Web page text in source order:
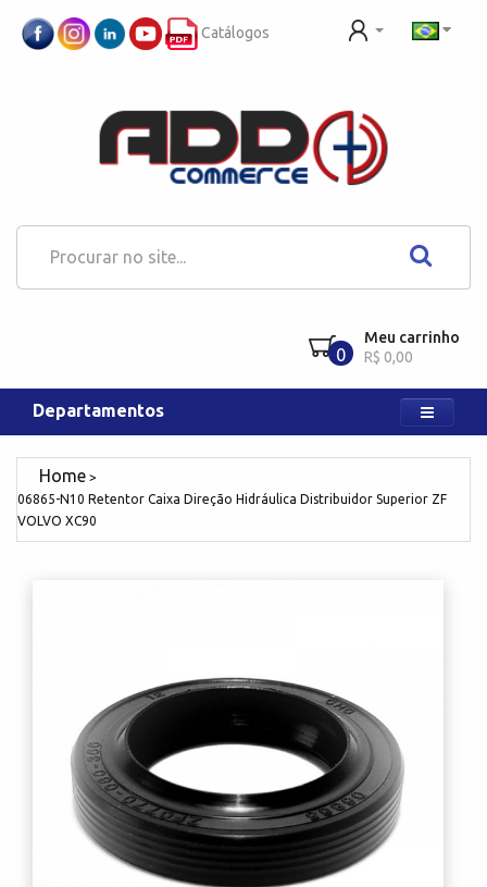
Catálogos
0
Meu carrinho
R$ 0,00
Departamentos
06865-N10 Retentor Caixa Direção Hidráulica Distribuidor Superior ZF
VOLVO XC90